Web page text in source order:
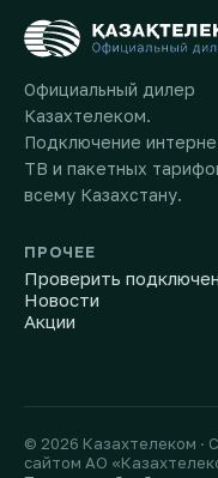
Официальный дилер
Казахтелеком.
Подключение
ТВ и пакетных
всему Казахстану.
ПРОЧЕЕ
Проверить
Новости
Акции
© 2026 Казахтелеком ·
сайтом АО